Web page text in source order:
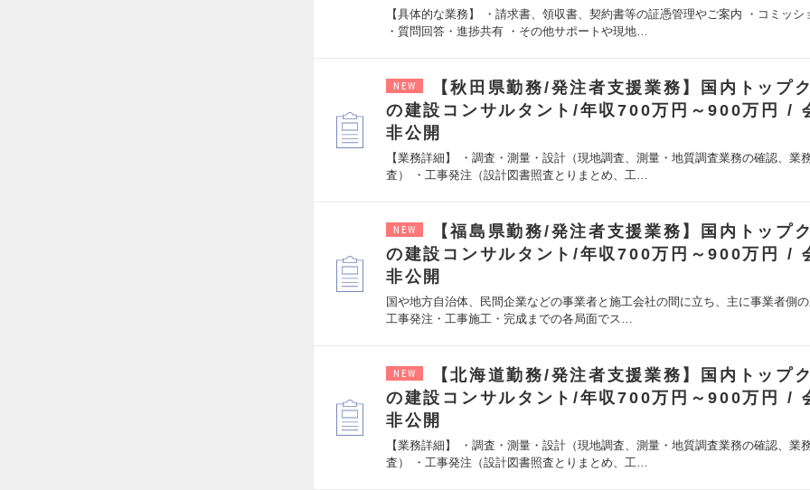
【具体的な業務】 ・請求書、領収書、契約書等の証憑管理やご案内 ・コミッシ
・質問回答・進捗共有 ・その他サポートや現地…
NEW
【秋田県勤務/発注者支援業務】国内トップ
の建設コンサルタント/年収700万円～900万円
非公開
【業務詳細】 ・調査・測量・設計（現地調査、測量・地質調査業務の確認、業
査） ・工事発注（設計図書照査とりまとめ、工…
NEW
【福島県勤務/発注者支援業務】国内トップ
の建設コンサルタント/年収700万円～900万円
非公開
国や地方自治体、民間企業などの事業者と施工会社の間に立ち、主に事業者側
工事発注・工事施工・完成までの各局面でス…
NEW
【北海道勤務/発注者支援業務】国内トップ
の建設コンサルタント/年収700万円～900万円
非公開
【業務詳細】 ・調査・測量・設計（現地調査、測量・地質調査業務の確認、業
査） ・工事発注（設計図書照査とりまとめ、工…